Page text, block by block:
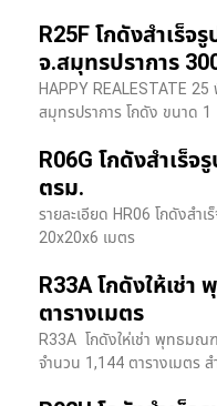
R25F โกดังสำเร็จ
จ.สมุทรปราการ
HAPPY REALESTATE
สมุทรปราการ โกดัง ขนาด 1
R06G โกดังสำเร็จ
ตรม.
รายละเอียด HR06 โกดังสำ
20x20x6 เมตร
R33A โกดังให้เช่
ตารางเมตร
R33A โกดังให่เช่า พุทธมณ
จำนวน 1,144 ตารางเมตร ส